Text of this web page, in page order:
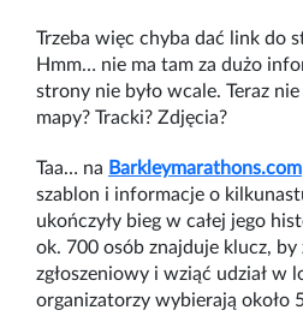
Trzeba więc chyba dać link do
Hmm… nie ma tam za dużo
strony nie było wcale. Teraz
mapy? Tracki? Zdjęcia?
Taa… na Barkleymarathons.com
szablon i informacje o
ukończyły bieg w całej jego
ok. 700 osób znajduje klucz,
zgłoszeniowy i wziąć udział w
organizatorzy wybierają około